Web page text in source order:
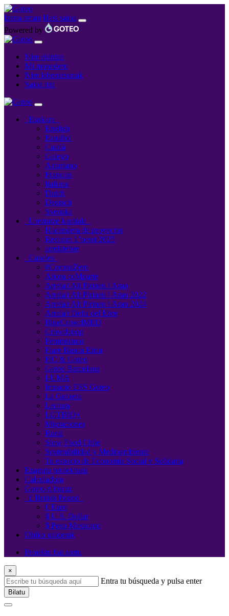
Izena eman Hasi saioa
Powered by
Nire ekintza
Mi monedero
Nire lehentasunak
Saioa itxi
Euskara
English
Español
Català
Galego
Asturiano
Français
Italiano
Dutch
Deutsch
Svenska
Ureztatze kapitala
Hacendera de proyectos
Reeixim L'oesst 2025
arrelatebre
Canales
#CoronaZero
Ahora coMparte
Arrela't Alt Pirineu i Aran
Arrela't Alt Pirineu i Aran 2022
Arrela't Alt Pirineu i Aran 2024
Arrela't Delta del Ebre
BlueCrowdMED
Crowdcoop
Feminismos
Fiare Banca Etica
FiC & Goteo
Goteo Barcelona
I-UMA
Impacto ESS Goteo
La Guixeta
Lectura
LGTBIQ+
Migraciones
Rural
Slow Food Chile
Sostenibilidad y Medioambiente
Tu espacio de Economía Social y Solidaria
Ezagutu proiektuak
Calculadora
Goteo-ri buruz
£ British Pound
€ Euro
$ U.S. Dollar
$ Peso Mexicano
Ohiko galderak
Proiektu bat sortu
×
Entra tu búsqueda y pulsa enter
Bilatu